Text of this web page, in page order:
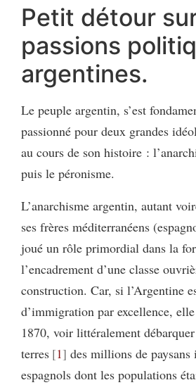
Petit détour
passions
argentines.
Le peuple argentin, s’est
passionné pour deux grandes
au cours de son histoire :
puis le péronisme.
L’anarchisme argentin, autant
ses frères méditerranéens
joué un rôle primordial dans la
l’encadrement d’une classe
construction. Car, si l’Argentine
d’immigration par excellence,
1870, voir littéralement
terres 1 des millions de paysans
espagnols dont les populations